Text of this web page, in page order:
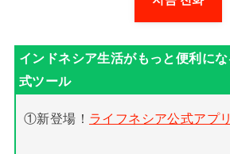
①新登場！ ライフネシア公式アプリ